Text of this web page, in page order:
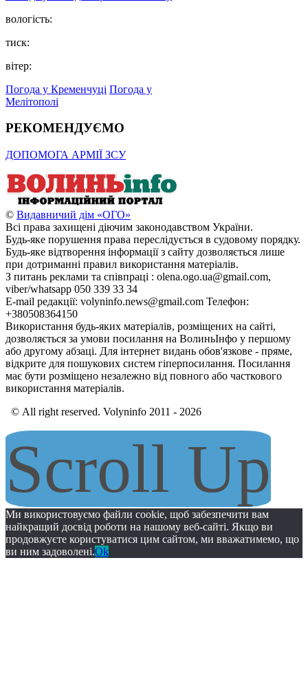
вологість:
тиск:
вітер:
Погода у Кременчуці Погода у
Мелітополі
РЕКОМЕНДУЄМО
ДОПОМОГА АРМІЇ ЗСУ
© Видавничий дім «ОГО»
Всі права захищені діючим законодавством України.
Будь-яке порушення права переслідується в судовому порядку.
Будь-яке відтворення інформації з сайту дозволяється лише
при дотриманні правил використання матеріалів.
З питань реклами та співпраці : olena.ogo.ua@gmail.com,
viber/whatsapp 050 339 33 34
E-mail редакції: volyninfo.news@gmail.com Телефон:
+380508364150
Використання будь-яких матеріалів, розміщених на сайті,
дозволяється за умови посилання на ВолиньІнфо у першому
або другому абзаці. Для інтернет видань обов'язкове - пряме,
відкрите для пошукових систем гіперпосилання. Посилання
має бути розміщено незалежно від повного або часткового
використання матеріалів.
© All right reserved. Volyninfo 2011 - 2026
Scroll Up
Ми використовуємо файли cookie, щоб забезпечити вам
найкращий досвід роботи на нашому веб-сайті. Якщо ви
продовжуєте користуватися цим сайтом, ми вважатимемо, що
ви ним задоволені.Ok